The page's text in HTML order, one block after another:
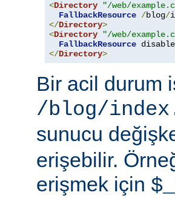
<Directory "/web/
FallbackResource /blog/
</Directory>
<Directory
"/web/
FallbackResource
</Directory>
Bir acil durum
/blog/
sunucu
erişebilir.
erişmek için